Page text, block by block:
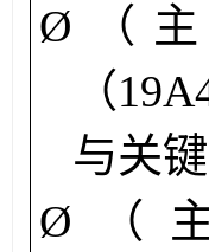
Ø （
（
与关
Ø （